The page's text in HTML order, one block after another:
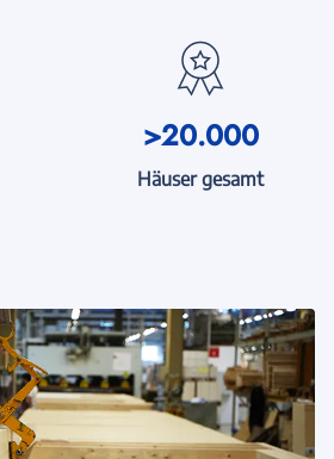
>20.000
Häuser gesamt